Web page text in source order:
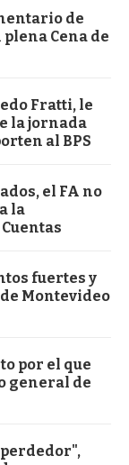
de
Cena de
Fratti, le
la jornada
al BPS
el FA no
la
fuertes y
Montevideo
por el que
general de